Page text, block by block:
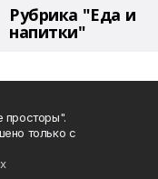
Рубрика "Еда и
напитки"
только с